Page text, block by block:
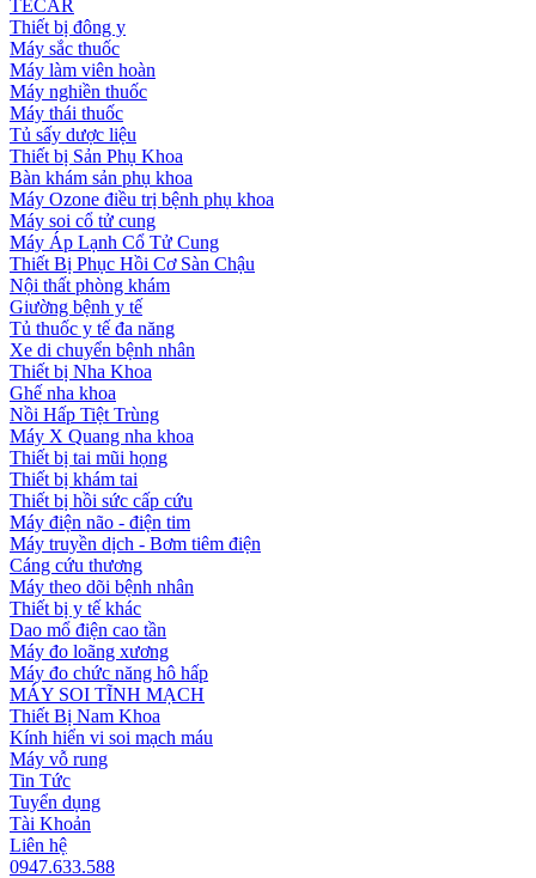
TECAR
Thiết bị đông y
Máy sắc thuốc
Máy làm viên hoàn
Máy nghiền thuốc
Máy thái thuốc
Tủ sấy dược liệu
Thiết bị Sản Phụ Khoa
Bàn khám sản phụ khoa
Máy Ozone điều trị bệnh phụ khoa
Máy soi cổ tử cung
Máy Áp Lạnh Cổ Tử Cung
Thiết Bị Phục Hồi Cơ Sàn Chậu
Nội thất phòng khám
Giường bệnh y tế
Tủ thuốc y tế đa năng
Xe di chuyển bệnh nhân
Thiết bị Nha Khoa
Ghế nha khoa
Nồi Hấp Tiệt Trùng
Máy X Quang nha khoa
Thiết bị tai mũi họng
Thiết bị khám tai
Thiết bị hồi sức cấp cứu
Máy điện não - điện tim
Máy truyền dịch - Bơm tiêm điện
Cáng cứu thương
Máy theo dõi bệnh nhân
Thiết bị y tế khác
Dao mổ điện cao tần
Máy đo loãng xương
Máy đo chức năng hô hấp
MÁY SOI TĨNH MẠCH
Thiết Bị Nam Khoa
Kính hiển vi soi mạch máu
Máy vỗ rung
Tin Tức
Tuyển dụng
Tài Khoản
Liên hệ
0947.633.588